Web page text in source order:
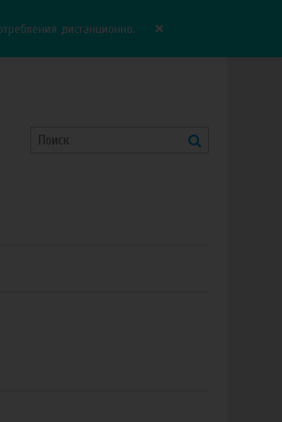
дистанционно. ×